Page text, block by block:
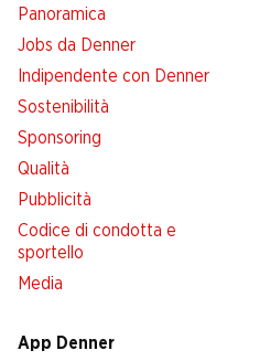
Panoramica
Jobs da Denner
Indipendente con Denner
Sostenibilità
Sponsoring
Qualità
Pubblicità
Codice di condotta e
sportello
Media
App Denner